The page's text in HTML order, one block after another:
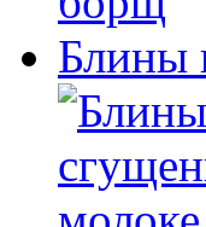
Блины